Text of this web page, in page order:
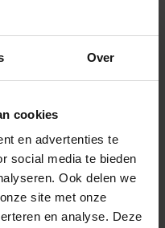
Over
cookies
en advertenties te
social media te bieden
Ook delen we
site met onze
en analyse. Deze